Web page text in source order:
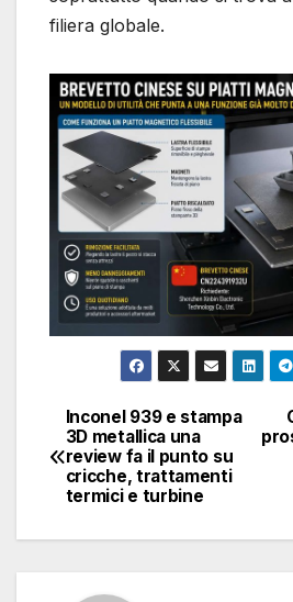
filiera globale.
Navigazione
articoli
Inconel 939 e stampa
3D metallica una
review fa il punto su
cricche, trattamenti
termici e turbine